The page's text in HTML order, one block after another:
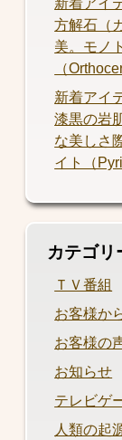
新着アイ
方解石（
美。モノ
（
新着アイ
漆黒の岩
な美しさ
イト（
カテゴリ
ＴＶ番組
お客様か
お客様の
お知らせ
テレビゲ
人類の起